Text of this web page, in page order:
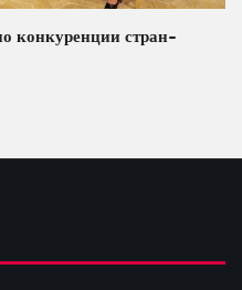
конкуренции стран-